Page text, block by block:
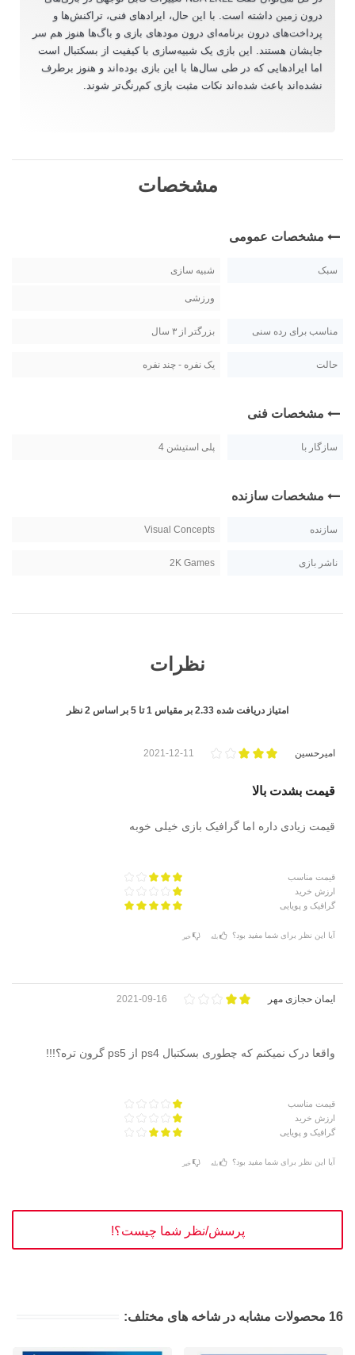
درون زمین داشته است. با این حال، ایرادهای فنی، تراکنش‌ها و
پرداخت‌های درون برنامه‌ای درون مودهای بازی و باگ‌ها هنوز هم سر
جایشان هستند. این بازی یک شبیه‌سازی با کیفیت از بسکتبال است
اما ایرادهایی که در طی سال‌ها با این بازی بوده‌اند و هنوز برطرف
نشده‌اند باعث شده‌اند نکات مثبت بازی کم‌رنگ‌تر شوند.
مشخصات
مشخصات عمومی
سبک شبیه سازی
ورزشی
مناسب برای رده سنی بزرگتر از ۳ سال
حالت یک نفره - چند نفره
مشخصات فنی
سازگار با پلی استیشن 4
مشخصات سازنده
سازنده Visual Concepts
ناشر بازی 2K Games
نظرات
امتیاز دریافت شده 2.33 بر مقیاس 1تا 5 بر اساس 2 نظر
امیرحسین 2021-12-11
قیمت بشدت بالا
قیمت زیادی داره اما گرافیک بازی خیلی خوبه
قیمت مناسب
ارزش خرید
گرافیک و پویایی
آیا این نظر برای شما مفید بود؟ بله خیر
ایمان حجازی مهر 2021-09-16
واقعا درک نمیکنم که چطوری بسکتبال ps4 از ps5 گرون تره؟!!!
قیمت مناسب
ارزش خرید
گرافیک و پویایی
آیا این نظر برای شما مفید بود؟ بله خیر
پرسش/نظر شما چیست؟!
16 محصولات مشابه در شاخه های مختلف: